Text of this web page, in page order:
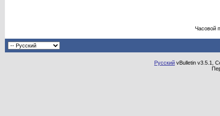
Часовой
Русский vBulletin v3.5.1,